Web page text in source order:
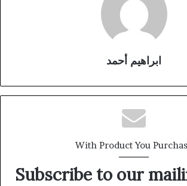
ابراهيم أحمد
With Product You
Subscribe to our